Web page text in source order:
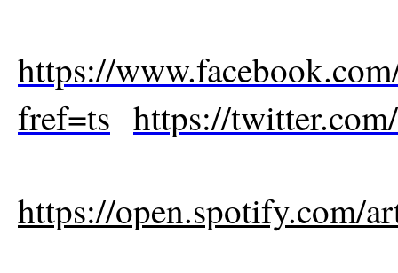
https://
fref=ts https://
https://open.spotify.com/